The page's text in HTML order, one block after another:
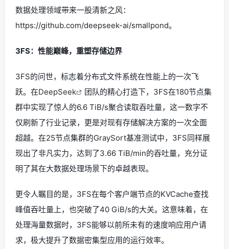
数据处理领域带来一股清新之风：
https://github.com/deepseek-ai/smallpond。
3FS：性能巅峰，重塑存储边界
3FS的问世，标志着分布式文件系统在性能上的一次飞
跃。在DeepSeek
团队的精心打造下，3FS在180节点集
群中实现了惊人的6.6 TiB/s聚合读取吞吐量，这一数字不
仅刷新了行业记录，更是对现有存储解决方案的一次全面
超越。在25节点集群的GraySort基准测试中，3FS同样展
现出了非凡实力，达到了3.66 TiB/min的吞吐量，充分证
明了其在大数据处理场景下的卓越表现。
更令人瞩目的是，3FS在每个客户端节点的KVCache查找
峰值吞吐量上，也突破了40 GiB/s的大关。这意味着，在
处理海量数据时，3FS能够以前所未有的速度响应用户请
求，极大提升了数据密集型应用的运行效率。